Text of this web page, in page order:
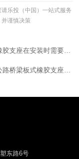
乐投（中国）一站式服务
谨慎决策
【衡水路通工程有限公司】隔震橡胶支座在安装时需要注意哪些问题？
东路6号